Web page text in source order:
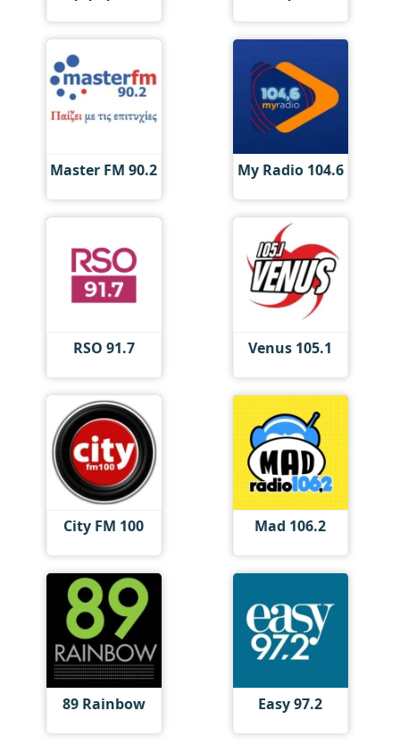
Master FM 90.2 My Radio 104.6
RSO 91.7 Venus 105.1
City FM 100 Mad 106.2
89 Rainbow Easy 97.2